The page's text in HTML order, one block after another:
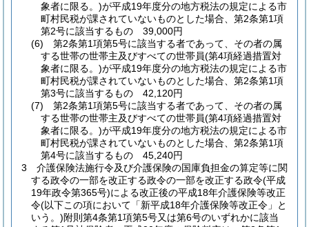
象者に限る。)が平成19年度分の地方税法の規定による市
町村民税が課されていないものとした場合、第2条第1項
第2号に該当するもの 39,000円
(6)
第2条第1項第5号に該当する者であって、その者の属
する世帯の世帯主及びすべての世帯員(第4項経過措置対
象者に限る。)が平成19年度分の地方税法の規定による市
町村民税が課されていないものとした場合、第2条第1項
第3号に該当するもの 42,120円
(7)
第2条第1項第5号に該当する者であって、その者の属
する世帯の世帯主及びすべての世帯員(第4項経過措置対
象者に限る。)が平成19年度分の地方税法の規定による市
町村民税が課されていないものとした場合、第2条第1項
第4号に該当するもの 45,240円
3
介護保険法施行令及び介護保険の国庫負担金の算定等に関
する政令の一部を改正する政令の一部を改正する政令(平成
19年政令第365号)による改正後の平成18年介護保険等改正
令(以下この項において「新平成18年介護保険等改正令」と
いう。)附則第4条第1項第5号又は第6号のいずれかに該当